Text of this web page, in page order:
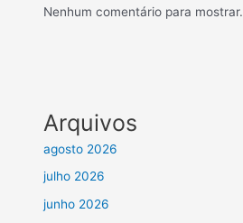
Nenhum comentário para mostrar.
Arquivos
agosto 2026
julho 2026
junho 2026